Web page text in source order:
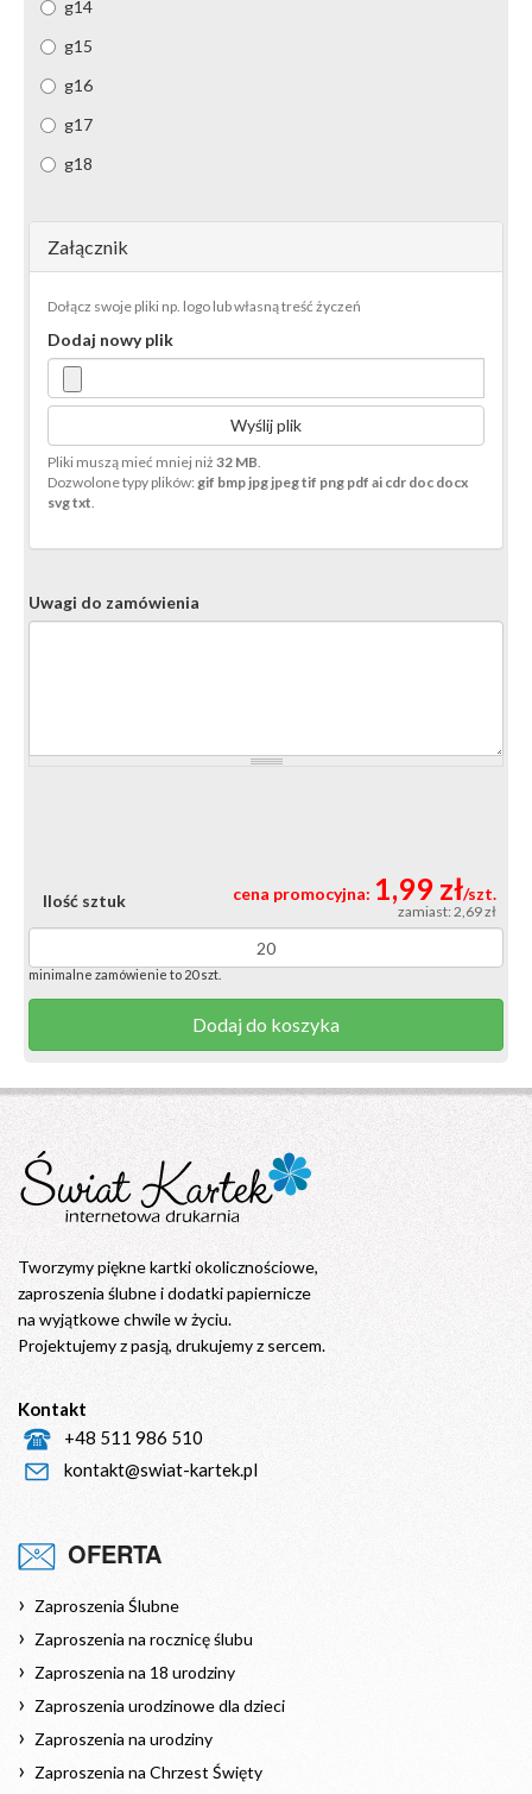
g14
g15
g16
g17
g18
Załącznik
Dołącz swoje pliki np. logo lub własną treść życzeń
Dodaj nowy plik
Wyślij plik
Pliki muszą mieć mniej niż32 MB.
Dozwolone typy plików:gif bmp jpg jpeg tif png pdf ai cdr doc docx
svg txt.
Uwagi do zamówienia
Ilość sztuk
minimalne zamówienie to 20 szt.
Dodaj do koszyka
cena promocyjna: 1,99 zł/szt.
zamiast: 2,69 zł
Tworzymy piękne kartki okolicznościowe,
zaproszenia ślubne i dodatki papiernicze
na wyjątkowe chwile w życiu.
Projektujemy z pasją, drukujemy z sercem.
Kontakt
+48 511 986 510
kontakt@swiat-kartek.pl
OFERTA
Zaproszenia Ślubne
Zaproszenia na rocznicę ślubu
Zaproszenia na 18 urodziny
Zaproszenia urodzinowe dla dzieci
Zaproszenia na urodziny
Zaproszenia na Chrzest Święty